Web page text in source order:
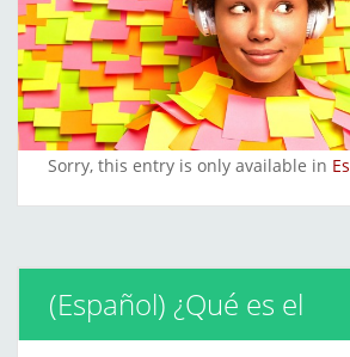
Sorry, this entry is only available in
(Español) ¿Qué es el